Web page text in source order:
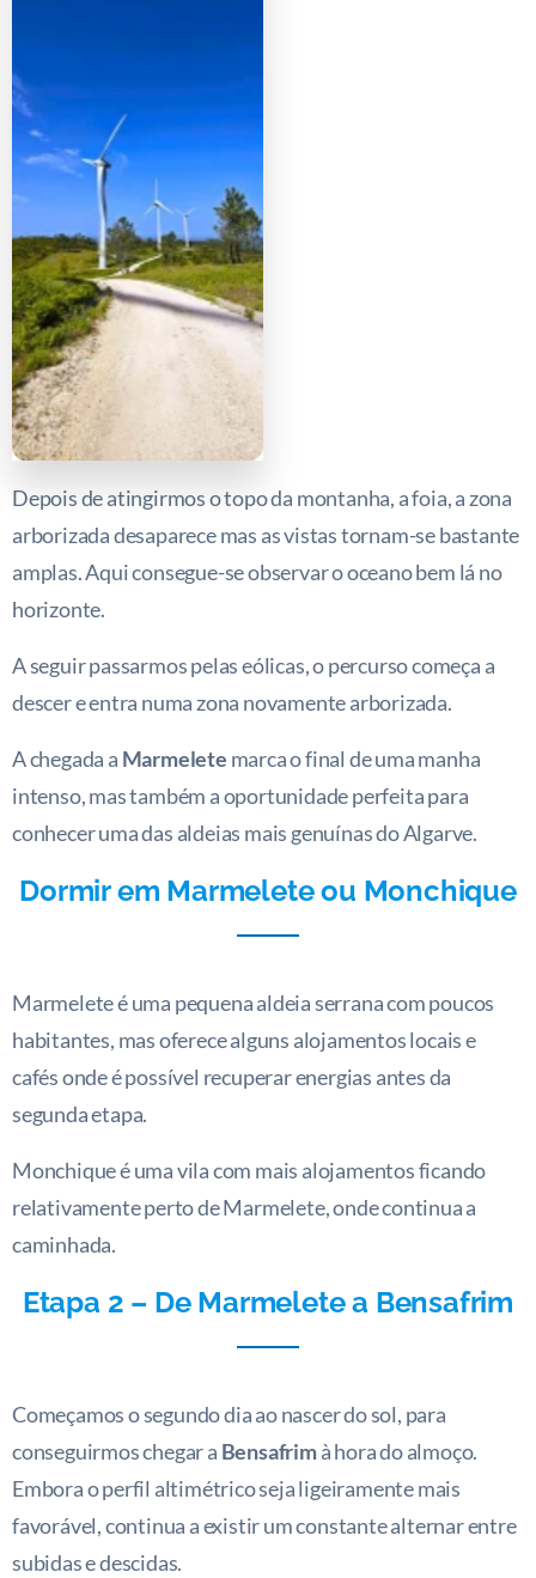
Depois de atingirmos o topo da montanha, a foia, a zona
arborizada desaparece mas as vistas tornam-se bastante
amplas. Aqui consegue-se observar o oceano bem lá no
horizonte.
A seguir passarmos pelas eólicas, o percurso começa a
descer e entra numa zona novamente arborizada.
A chegada a Marmelete marca o final de uma manha
intenso, mas também a oportunidade perfeita para
conhecer uma das aldeias mais genuínas do Algarve.
Dormir em Marmelete ou Monchique
Marmelete é uma pequena aldeia serrana com poucos
habitantes, mas oferece alguns alojamentos locais e
cafés onde é possível recuperar energias antes da
segunda etapa.
Monchique é uma vila com mais alojamentos ficando
relativamente perto de Marmelete, onde continua a
caminhada.
Etapa 2 – De Marmelete a Bensafrim
Começamos o segundo dia ao nascer do sol, para
conseguirmos chegar a Bensafrimà hora do almoço.
Embora o perfil altimétrico seja ligeiramente mais
favorável, continua a existir um constante alternar entre
subidas e descidas.